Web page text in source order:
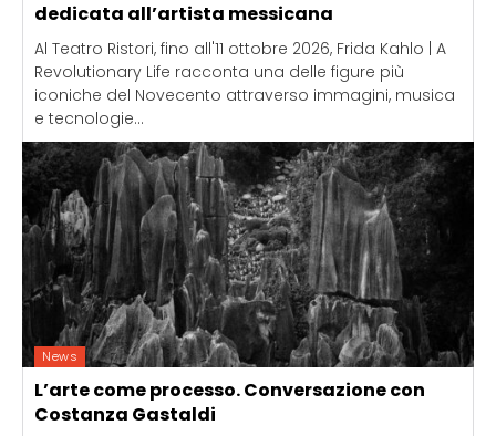
dedicata all’artista messicana
Al Teatro Ristori, fino all'11 ottobre 2026, Frida Kahlo | A
Revolutionary Life racconta una delle figure più
iconiche del Novecento attraverso immagini, musica
e tecnologie...
News
L’arte come processo. Conversazione con
Costanza Gastaldi